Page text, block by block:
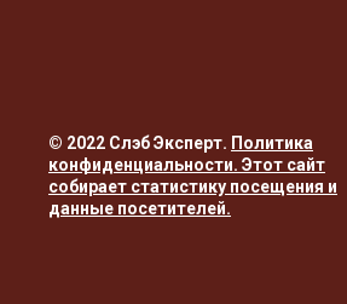
© 2022 Слэб Эксперт. Политика
конфиденциальности. Этот сайт
собирает статистику посещения и
данные посетителей.